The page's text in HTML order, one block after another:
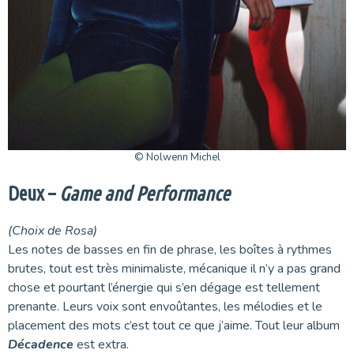
© Nolwenn Michel
Deux – Game and Performance
(Choix de Rosa)
Les notes de basses en fin de phrase, les boîtes à rythmes
brutes, tout est très minimaliste, mécanique il n’y a pas grand
chose et pourtant l’énergie qui s’en dégage est tellement
prenante. Leurs voix sont envoûtantes, les mélodies et le
placement des mots c’est tout ce que j’aime. Tout leur album
Décadenceest extra.